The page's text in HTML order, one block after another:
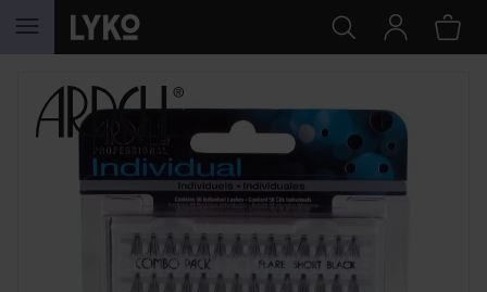
HOPPA TILL INNEHÅLLET